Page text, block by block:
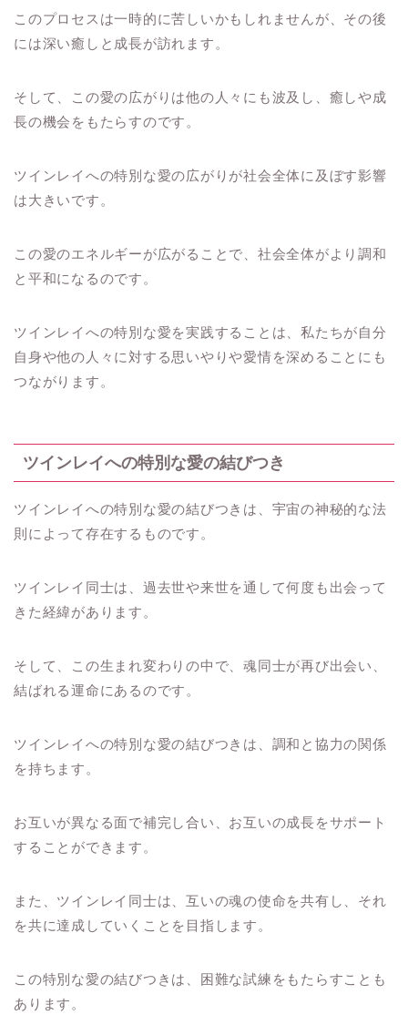
このプロセスは一時的に苦しいかもしれませんが、その後
には深い癒しと成長が訪れます。
そして、この愛の広がりは他の人々にも波及し、癒しや成
長の機会をもたらすのです。
ツインレイへの特別な愛の広がりが社会全体に及ぼす影響
は大きいです。
この愛のエネルギーが広がることで、社会全体がより調和
と平和になるのです。
ツインレイへの特別な愛を実践することは、私たちが自分
自身や他の人々に対する思いやりや愛情を深めることにも
つながります。
ツインレイへの特別な愛の結びつき
ツインレイへの特別な愛の結びつきは、宇宙の神秘的な法
則によって存在するものです。
ツインレイ同士は、過去世や来世を通して何度も出会って
きた経緯があります。
そして、この生まれ変わりの中で、魂同士が再び出会い、
結ばれる運命にあるのです。
ツインレイへの特別な愛の結びつきは、調和と協力の関係
を持ちます。
お互いが異なる面で補完し合い、お互いの成長をサポート
することができます。
また、ツインレイ同士は、互いの魂の使命を共有し、それ
を共に達成していくことを目指します。
この特別な愛の結びつきは、困難な試練をもたらすことも
あります。